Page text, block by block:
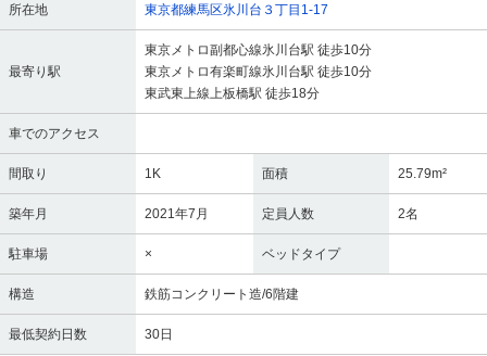
所在地 東京都練馬区氷川台３丁目1-17
最寄り駅
東京メトロ副都心線氷川台駅 徒歩10分
東京メトロ有楽町線氷川台駅 徒歩10分
東武東上線上板橋駅 徒歩18分
車でのアクセス
間取り 1K 面積 25.79m²
築年月 2021年7月 定員人数 2名
駐車場 × ベッドタイプ
構造 鉄筋コンクリート造/6階建
最低契約日数 30日